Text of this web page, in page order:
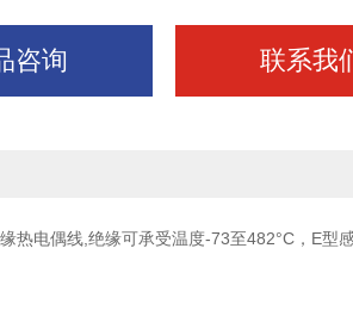
咨询 联系我
热电偶线,绝缘可承受温度-73至482°C，E型